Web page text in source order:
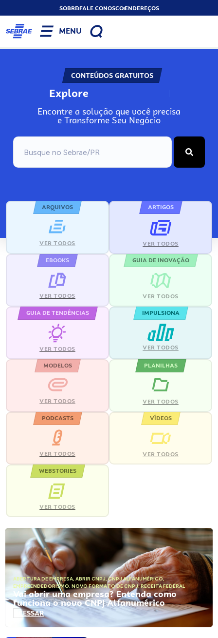
SOBREFALE CONOSCOENDEREÇOS
MENU
CONTEÚDOS GRATUITOS
Explore N
Encontre a solução que você precisa
e Transforme Seu Negócio
ARQUIVOS
VER TODOS
ARTIGOS
VER TODOS
EBOOKS
VER TODOS
GUIA DE INOVAÇÃO
VER TODOS
GUIA DE TENDÊNCIAS
VER TODOS
IMPULSIONA
VER TODOS
MODELOS
VER TODOS
PLANILHAS
VER TODOS
PODCASTS
VER TODOS
VÍDEOS
VER TODOS
WEBSTORIES
VER TODOS
ABERTURA DE EMPRESA, ABRIR CNPJ,CNPJ ALFANUMÉRICO,
EMPREENDEDORISMO, NOVO FORMATO DE CNPJ,RECEITA FEDERAL
Vai abrir uma empresa? Entenda como
funciona o novo CNPJ Alfanumérico
ACESSAR